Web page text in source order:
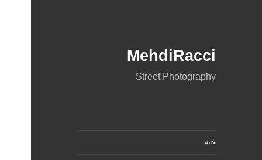
MehdiRacci
Street Photography
خانه